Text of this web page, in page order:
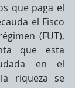
que paga el
el Fisco
(FUT),
que esta
en el
riqueza se